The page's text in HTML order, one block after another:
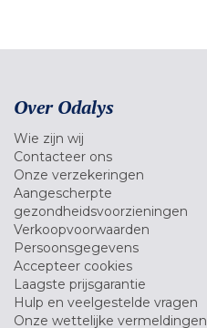
Over Odalys
Wie zijn wij
Contacteer ons
Onze verzekeringen
Aangescherpte
gezondheidsvoorzieningen
Verkoopvoorwaarden
Persoonsgegevens
Accepteer cookies
Laagste prijsgarantie
Hulp en veelgestelde vragen
Onze wettelijke vermeldingen